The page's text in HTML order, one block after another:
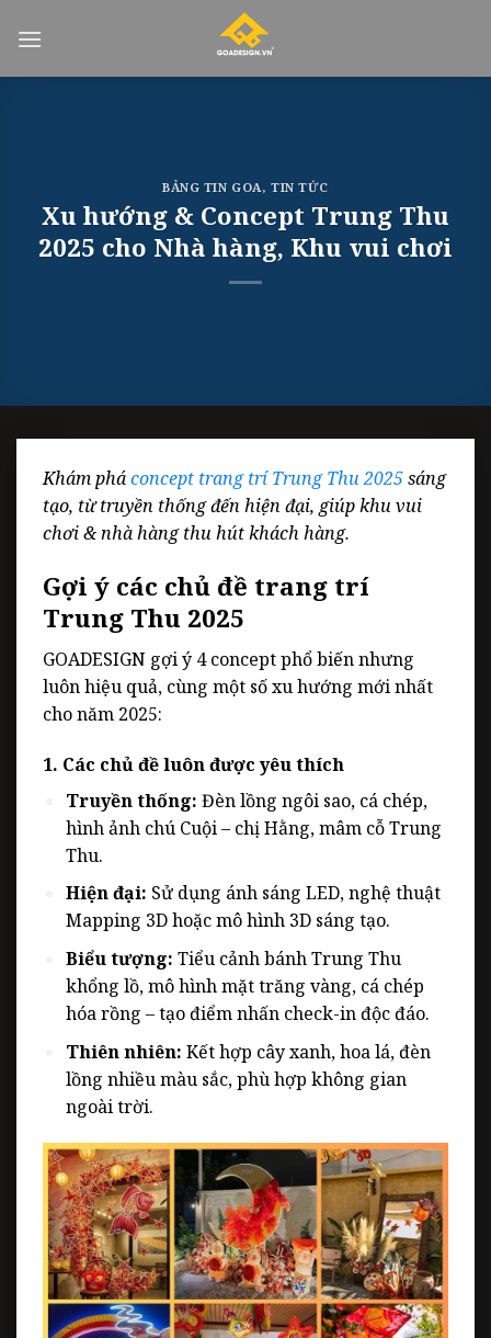
BẢNG TIN GOA, TIN TỨC
Xu hướng & Concept Trung Thu
2025 cho Nhà hàng, Khu vui chơi
Khám pháconcept trang trí Trung Thu 2025sáng
tạo, từ truyền thống đến hiện đại, giúp khu vui
chơi & nhà hàng thu hút khách hàng.
Gợi ý các chủ đề trang trí
Trung Thu 2025
GOADESIGN gợi ý 4 concept phổ biến nhưng
luôn hiệu quả, cùng một số xu hướng mới nhất
cho năm 2025:
1. Các chủ đề luôn được yêu thích
Truyền thống: Đèn lồng ngôi sao, cá chép,
hình ảnh chú Cuội – chị Hằng, mâm cỗ Trung
Thu.
Hiện đại: Sử dụng ánh sáng LED, nghệ thuật
Mapping 3D hoặc mô hình 3D sáng tạo.
Biểu tượng: Tiểu cảnh bánh Trung Thu
khổng lồ, mô hình mặt trăng vàng, cá chép
hóa rồng – tạo điểm nhấn check-in độc đáo.
Thiên nhiên: Kết hợp cây xanh, hoa lá, đèn
lồng nhiều màu sắc, phù hợp không gian
ngoài trời.